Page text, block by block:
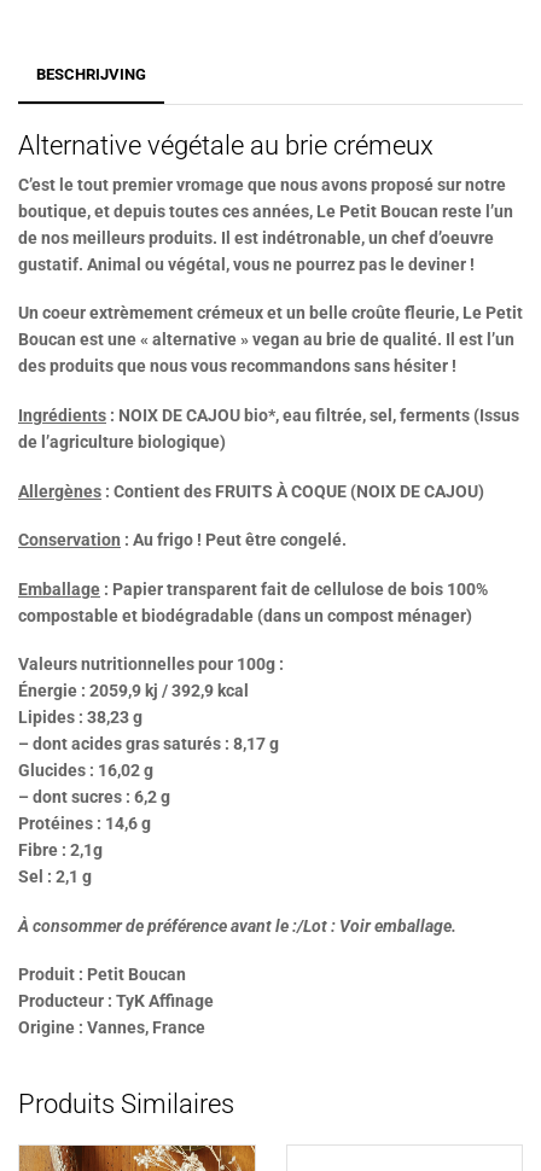
BESCHRIJVING
Alternative végétale au brie crémeux
C’est le tout premier vromage que nous avons proposé sur notre
boutique, et depuis toutes ces années, Le Petit Boucan reste l’un
de nos meilleurs produits. Il est indétronable, un chef d’oeuvre
gustatif. Animal ou végétal, vous ne pourrez pas le deviner !
Un coeur extrèmement crémeux et un belle croûte fleurie, Le Petit
Boucan est une « alternative » vegan au brie de qualité. Il est l’un
des produits que nous vous recommandons sans hésiter !
Ingrédients : NOIX DE CAJOU bio*, eau filtrée, sel, ferments (Issus
de l’agriculture biologique)
Allergènes : Contient des FRUITS À COQUE (NOIX DE CAJOU)
Conservation : Au frigo ! Peut être congelé.
Emballage : Papier transparent fait de cellulose de bois 100%
compostable et biodégradable (dans un compost ménager)
Valeurs nutritionnelles pour 100g :
Énergie : 2059,9 kj / 392,9 kcal
Lipides : 38,23 g
– dont acides gras saturés : 8,17 g
Glucides : 16,02 g
– dont sucres : 6,2 g
Protéines : 14,6 g
Fibre : 2,1g
Sel : 2,1 g
À consommer de préférence avant le :/Lot : Voir emballage.
Produit : Petit Boucan
Producteur : TyK Affinage
Origine : Vannes, France
Produits Similaires